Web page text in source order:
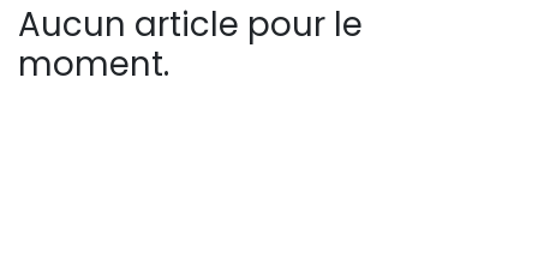
Aucun article pour le
moment.